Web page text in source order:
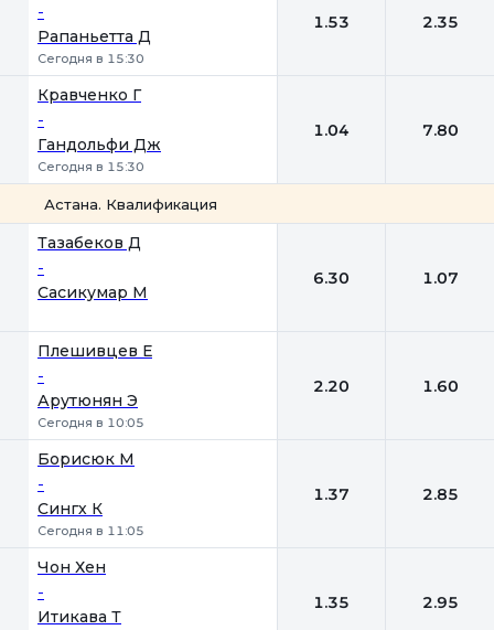
-
Рапаньетта Д
Сегодня в 15:30
1.53 2.35
Кравченко Г
-
Гандольфи Дж
Сегодня в 15:30
1.04 7.80
Астана. Квалификация
Тазабеков Д
-
Сасикумар М
6.30 1.07
Плешивцев Е
-
Арутюнян Э
Сегодня в 10:05
2.20 1.60
Борисюк М
-
Сингх К
Сегодня в 11:05
1.37 2.85
Чон Хен
-
Итикава Т
1.35 2.95